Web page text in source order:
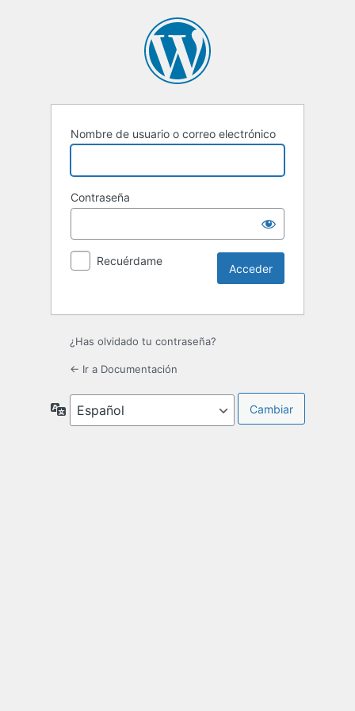
Nombre de usuario o correo electrónico
Contraseña
Recuérdame
¿Has olvidado tu contraseña?
← Ir a Documentación
Idioma